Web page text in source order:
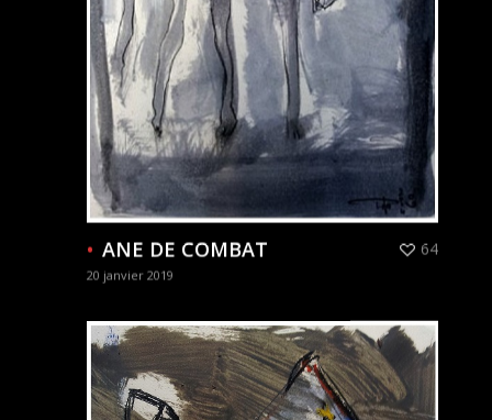
ANE DE COMBAT
20 janvier 2019
64